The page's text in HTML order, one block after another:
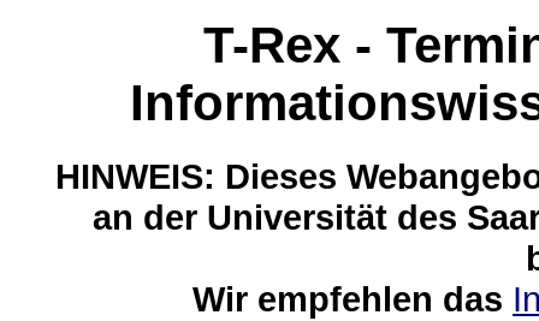
T-Rex -
HINWEIS: Dieses
an der Universität des
Wir empfehlen das